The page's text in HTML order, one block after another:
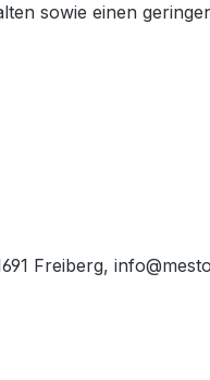
sowie einen
Freiberg,